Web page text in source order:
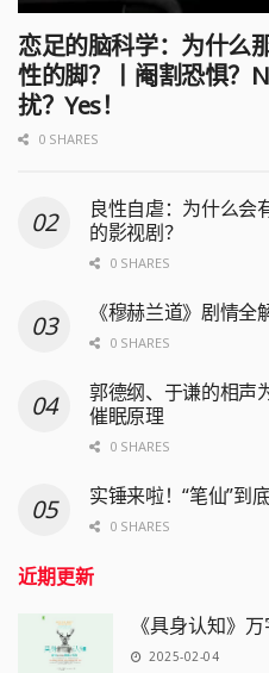
恋足的脑科学：为什么
性的脚？丨阉割恐惧？
扰？Yes！
0 SHARES
良性自虐：为什么会
的影视剧？
0 SHARES
《穆赫兰道》剧情全
0 SHARES
郭德纲、于谦的相声
催眠原理
0 SHARES
实锤来啦！“笔仙”到
0 SHARES
近期更新
《具身认知》
2025-02-04